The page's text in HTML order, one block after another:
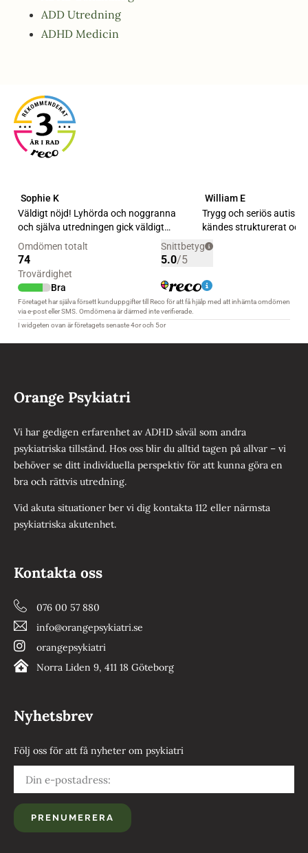
ADD Utredning
ADHD Medicin
Orange Psykiatri
Vi har gedigen erfarenhet av ADHD såväl som andra
psykiatriska tillstånd. Hos oss blir du alltid tagen på allvar – vi
behöver se ditt individuella perspektiv för att kunna göra en
bra och rättvis utredning.
Vid akuta situationer ber vi dig kontakta 112 eller närmsta
psykiatriska akutenhet.
Kontakta oss
076 00 57 880
info@orangepsykiatri.se
orangepsykiatri
Norra Liden 9, 411 18 Göteborg
Nyhetsbrev
Följ oss för att få nyheter om psykiatri
PRENUMERERA